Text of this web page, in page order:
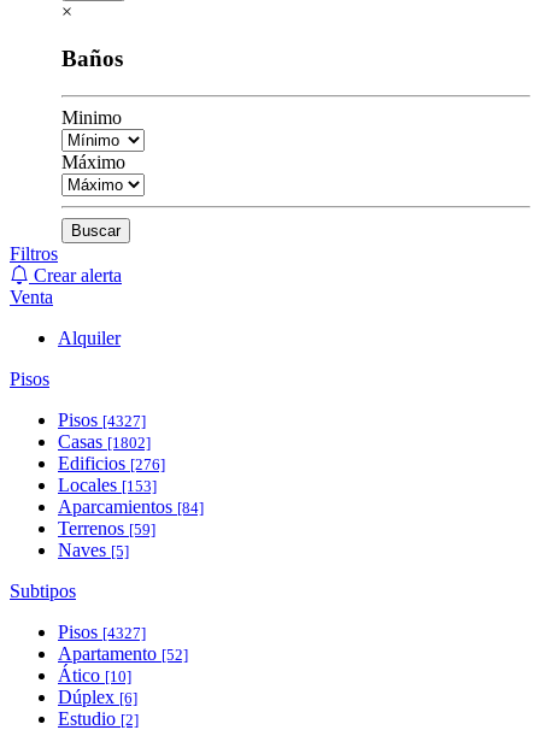
×
Baños
Minimo
Máximo
Buscar
Filtros
Crear alerta
Venta
Alquiler
Pisos
Pisos [4327]
Casas [1802]
Edificios [276]
Locales [153]
Aparcamientos [84]
Terrenos [59]
Naves [5]
Subtipos
Pisos [4327]
Apartamento [52]
Ático [10]
Dúplex [6]
Estudio [2]